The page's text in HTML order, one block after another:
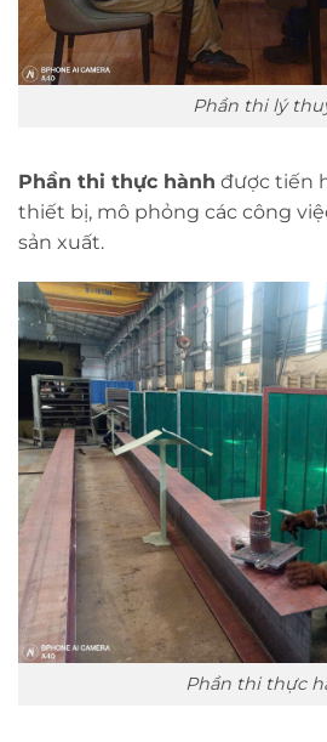
Phần thi lý
Phần thi thực hành được tiến
thiết bị, mô phỏng các công
sản xuất.
Phần thi thực